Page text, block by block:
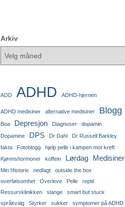
Arkiv
ADD ADHD ADHD-hjernen
ADHD medisiner alternative medisiner Blogg
Boa Depresjon Diagnoser
dopamin
Dopamine
DPS Dr Dahl
Dr Russell Barkley
fakta
Fotoblogg
hjelp pelle i kampen mot kreft
Kjønnshormoner
koffein Lørdag Medisiner
Min Historie nedlagt
outside the box
overfølsomhet
Overleve Pelle
reptil
Ressursklinikken
slange
smart but stuck
språkvalg
Styrker sukker symptomer på ADHD